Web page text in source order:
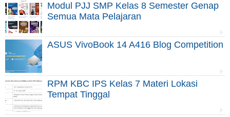
Modul PJJ SMP Kelas 8 Semester Genap
Semua Mata Pelajaran
ASUS VivoBook 14 A416 Blog Competition
RPM KBC IPS Kelas 7 Materi Lokasi
Tempat Tinggal